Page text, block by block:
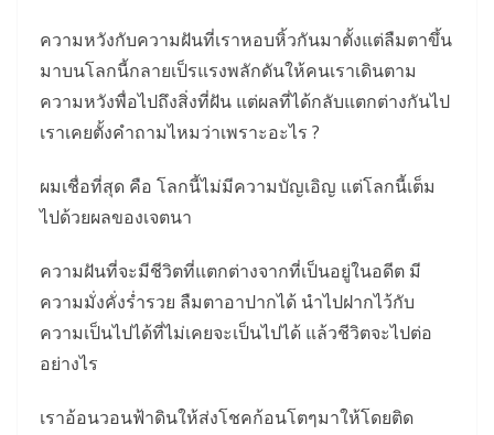
ความหวังกับความฝันที่เราหอบหิ้วกันมาตั้งแต่ลืมตาขึ้น
มาบนโลกนี้กลายเป็รแรงพลักดันให้คนเราเดินตาม
ความหวังพื่อไปถึงสิ่งที่ฝัน แต่ผลที่ได้กลับแตกต่างกันไป
เราเคยตั้งคำถามไหมว่าเพราะอะไร ?
ผมเชื่อที่สุด คือ โลกนี้ไม่มีความบัญเอิญ แต่โลกนี้เต็ม
ไปด้วยผลของเจตนา
ความฝันที่จะมีชีวิตที่แตกต่างจากที่เป็นอยู่ในอดีต มี
ความมั่งคั่งร่ำรวย ลืมตาอาปากได้ นำไปฝากไว้กับ
ความเป็นไปได้ที่ไม่เคยจะเป็นไปได้ แล้วชีวิตจะไปต่อ
อย่างไร
เราอ้อนวอนฟ้าดินให้ส่งโชคก้อนโตๆมาให้โดยติด